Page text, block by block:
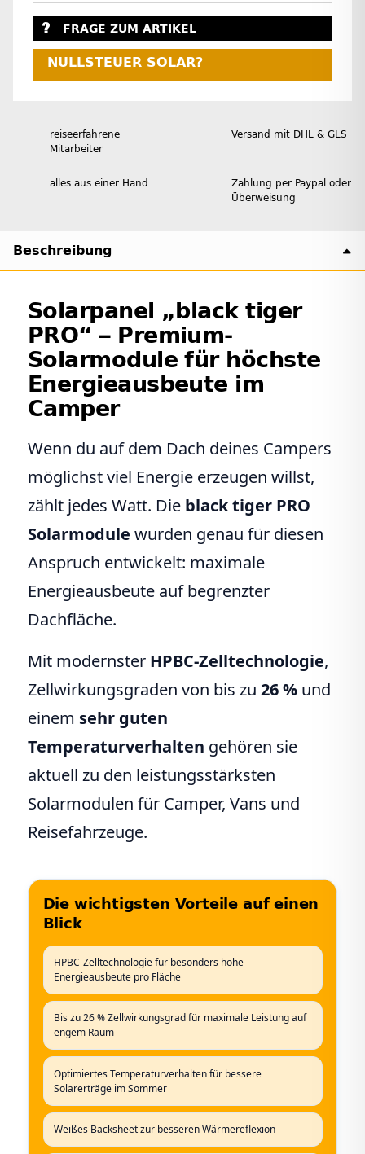
FRAGE ZUM ARTIKEL
NULLSTEUER SOLAR?
reiseerfahrene
Mitarbeiter
Versand mit DHL & GLS
alles aus einer Hand
Zahlung per Paypal oder
Überweisung
Beschreibung
Solarpanel „black tiger
PRO“ – Premium-
Solarmodule für höchste
Energieausbeute im
Camper
Wenn du auf dem Dach deines Campers
möglichst viel Energie erzeugen willst,
zählt jedes Watt. Die black tiger PRO
Solarmodule wurden genau für diesen
Anspruch entwickelt: maximale
Energieausbeute auf begrenzter
Dachfläche.
Mit modernster HPBC-Zelltechnologie,
Zellwirkungsgraden von bis zu 26 %und
einem sehr guten
Temperaturverhalten gehören sie
aktuell zu den leistungsstärksten
Solarmodulen für Camper, Vans und
Reisefahrzeuge.
Die wichtigsten Vorteile auf einen
Blick
HPBC-Zelltechnologie für besonders hohe
Energieausbeute pro Fläche
Bis zu 26 % Zellwirkungsgrad für maximale Leistung auf
engem Raum
Optimiertes Temperaturverhalten für bessere
Solarerträge im Sommer
Weißes Backsheet zur besseren Wärmereflexion